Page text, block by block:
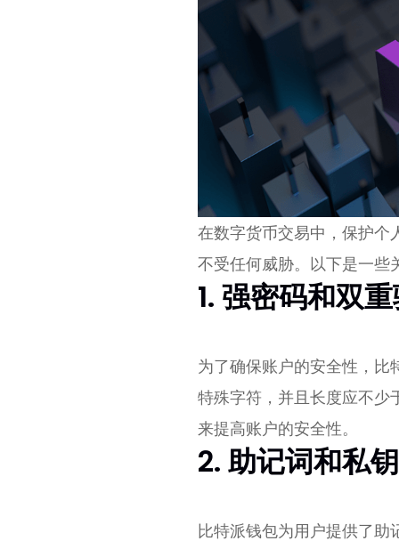
在数字货币交易中，保护个
不受任何威胁。以下是一些
1. 强密码和双
为了确保账户的安全性，比
特殊字符，并且长度应不少
来提高账户的安全性。
2. 助记词和私
比特派钱包为用户提供了助